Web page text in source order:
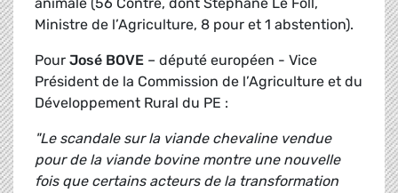
Ministre de l’Agriculture, 8 pour et 1 abstention).
Pour José BOVE – député européen - Vice
Président de la Commission de l’Agriculture et du
Développement Rural du PE :
"Le scandale sur la viande chevaline vendue
pour de la viande bovine montre une nouvelle
fois que certains acteurs de la transformation